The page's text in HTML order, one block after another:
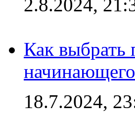
2.8.2024,
Как выбрать
18.7.2024,